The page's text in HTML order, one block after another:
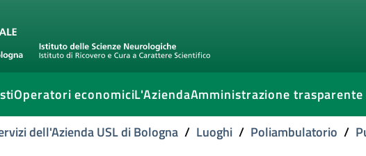
Operatori economiciL'AziendaAmministrazione trasparente
dell'Azienda USL di Bologna / Luoghi / Poliambulatorio /